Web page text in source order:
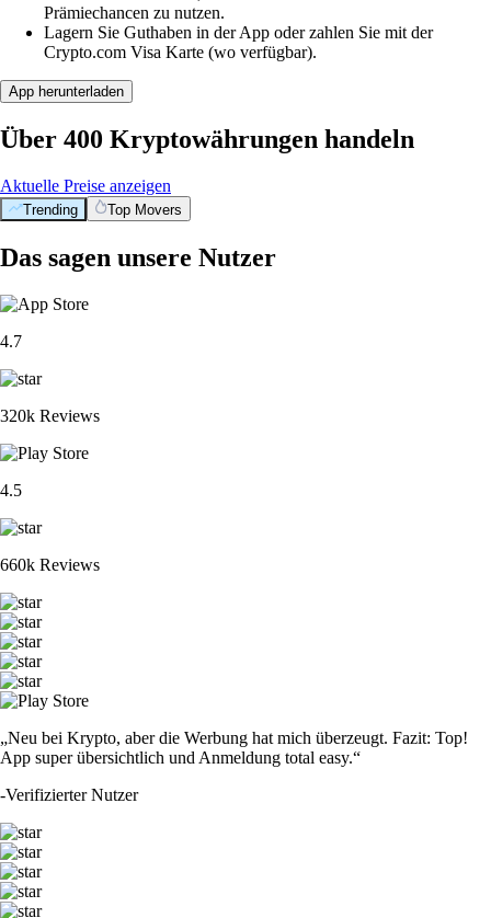
Prämiechancen zu nutzen.
Lagern Sie Guthaben in der App oder zahlen Sie mit der
Crypto.com Visa Karte (wo verfügbar).
App herunterladen
Über 400 Kryptowährungen handeln
Aktuelle Preise anzeigen
Trending Top Movers
Das sagen unsere Nutzer
4.7
320k Reviews
4.5
660k Reviews
„Neu bei Krypto, aber die Werbung hat mich überzeugt. Fazit: Top!
App super übersichtlich und Anmeldung total easy.“
-Verifizierter Nutzer